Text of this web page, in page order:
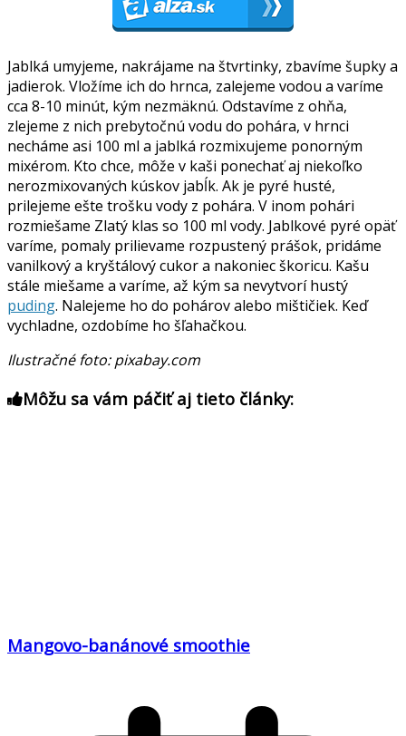
Jablká umyjeme, nakrájame na štvrtinky, zbavíme šupky a
jadierok. Vložíme ich do hrnca, zalejeme vodou a varíme
cca 8-10 minút, kým nezmäknú. Odstavíme z ohňa,
zlejeme z nich prebytočnú vodu do pohára, v hrnci
necháme asi 100 ml a jablká rozmixujeme ponorným
mixérom. Kto chce, môže v kaši ponechať aj niekoľko
nerozmixovaných kúskov jabĺk. Ak je pyré husté,
prilejeme ešte trošku vody z pohára. V inom pohári
rozmiešame Zlatý klas so 100 ml vody. Jablkové pyré opäť
varíme, pomaly prilievame rozpustený prášok, pridáme
vanilkový a kryštálový cukor a nakoniec škoricu. Kašu
stále miešame a varíme, až kým sa nevytvorí hustý
puding. Nalejeme ho do pohárov alebo mištičiek. Keď
vychladne, ozdobíme ho šľahačkou.
Ilustračné foto: pixabay.com
Môžu sa vám páčiť aj tieto články:
Mangovo-banánové smoothie